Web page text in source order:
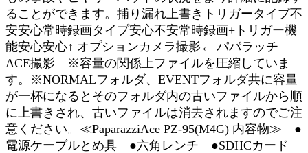
ることができます。捕り漏れ上書きトリガータイプ不
安安心常時録画タイプ安心不安常時録画+トリガー機
能安心安心↑ オプションカメラ撮影← パパラッチ
ACE撮影 ※容量の関係上ファイルを圧縮していま
す。※NORMALフォルダ、EVENTフォルダ共に容量
が一杯になるとそのフォルダ内の古いファイルから順
に上書きされ、古いファイルは消去されますのでご注
意ください。≪PaparazziAce PZ-95(M4G) 内容物≫ ●
電源ケーブルとめ具 ●六角レンチ ●SDHCカード